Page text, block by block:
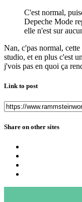
C'est normal,
Depeche Mode
elle n'est sur
Nan, c'pas normal,
studio, et en plus c'est
j'vois pas en quoi ça
Link to post
Share on other sites